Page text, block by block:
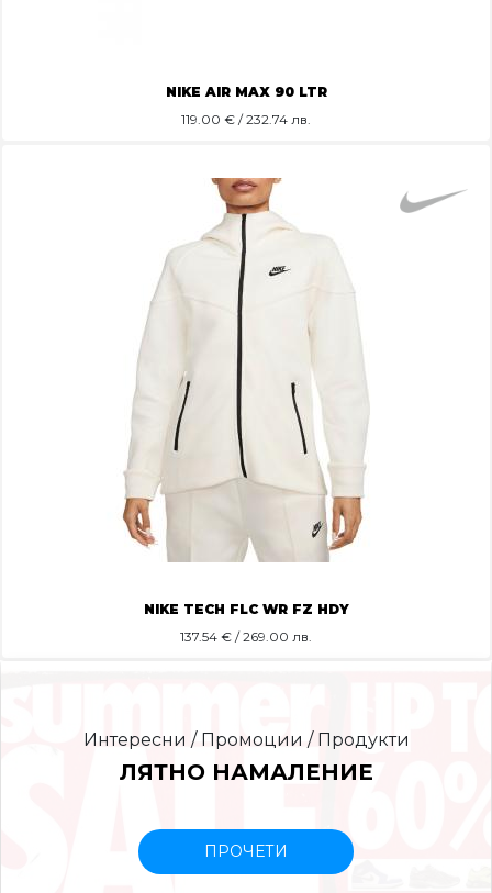
NIKE AIR MAX 90 LTR
119.00 € / 232.74 лв.
NIKE TECH FLC WR FZ HDY
137.54 € / 269.00 лв.
Интересни / Промоции / Продукти
ЛЯТНО НАМАЛЕНИЕ
ПРОЧЕТИ